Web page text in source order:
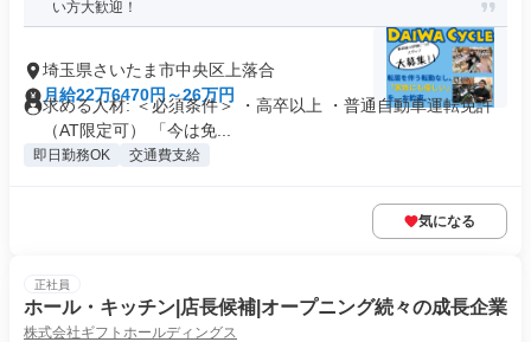
い方大歓迎！
埼玉県さいたま市中央区上落合
月給22万6470円～26万円
求める人材: ＜必須条件＞ ・高卒以上 ・普通自動車運転免許
（AT限定可） 「今は免...
即日勤務OK 交通費支給
気になる
正社員
ホール・キッチン|店長候補|オープニング続々の成長企業
株式会社ギフトホールディングス